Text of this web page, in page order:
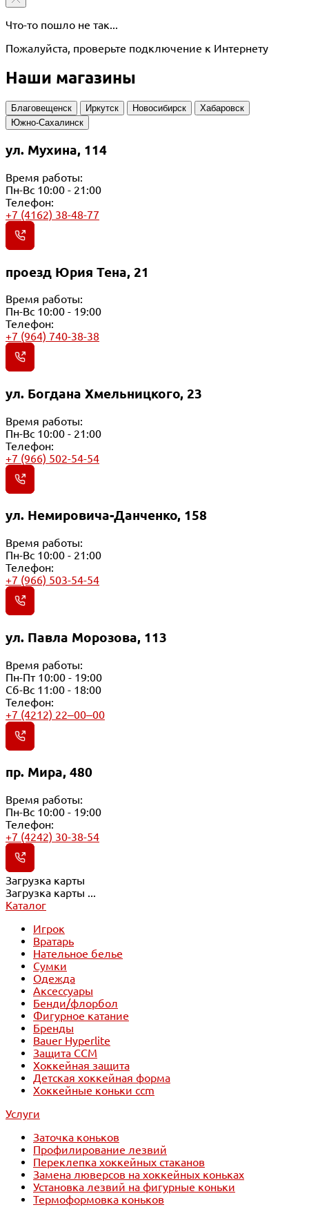
Что-то пошло не так...
Пожалуйста, проверьте подключение к Интернету
Наши магазины
Благовещенск Иркутск Новосибирск
Хабаровск
Южно-Сахалинск
ул. Мухина, 114
Время работы:
Пн-Вс 10:00 - 21:00
Телефон:
+7 (4162) 38-48-77
проезд Юрия Тена, 21
Время работы:
Пн-Вс 10:00 - 19:00
Телефон:
+7 (964) 740-38-38
ул. Богдана Хмельницкого, 23
Время работы:
Пн-Вс 10:00 - 21:00
Телефон:
+7 (966) 502-54-54
ул. Немировича-Данченко, 158
Время работы:
Пн-Вс 10:00 - 21:00
Телефон:
+7 (966) 503-54-54
ул. Павла Морозова, 113
Время работы:
Пн-Пт 10:00 - 19:00
Сб-Вс 11:00 - 18:00
Телефон:
+7 (4212) 22‒00‒00
пр. Мира, 480
Время работы:
Пн-Вс 10:00 - 19:00
Телефон:
+7 (4242) 30-38-54
Загрузка карты
Загрузка карты ...
Каталог
Игрок
Вратарь
Нательное белье
Сумки
Одежда
Аксессуары
Бенди/флорбол
Фигурное катание
Бренды
Bauer Hyperlite
Защита CCM
Хоккейная защита
Детская хоккейная форма
Хоккейные коньки ccm
Услуги
Заточка коньков
Профилирование лезвий
Переклепка хоккейных стаканов
Замена люверсов на хоккейных коньках
Установка лезвий на фигурные коньки
Термоформовка коньков